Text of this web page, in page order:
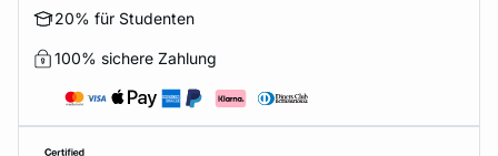
20% für Studenten
100% sichere Zahlung